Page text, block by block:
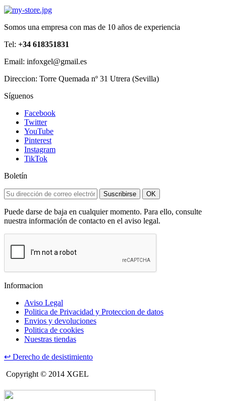
Somos una empresa con mas de 10 años de experiencia
Tel: +34 618351831
Email: infoxgel@gmail.es
Direccion: Torre Quemada nº 31 Utrera (Sevilla)
Síguenos
Facebook
Twitter
YouTube
Pinterest
Instagram
TikTok
Boletín
Suscribirse OK
Puede darse de baja en cualquier momento. Para ello, consulte
nuestra información de contacto en el aviso legal.
Informacion
Aviso Legal
Politica de Privacidad y Proteccion de datos
Envios y devoluciones
Politica de cookies
Nuestras tiendas
↩ Derecho de desistimiento
Copyright © 2014 XGEL